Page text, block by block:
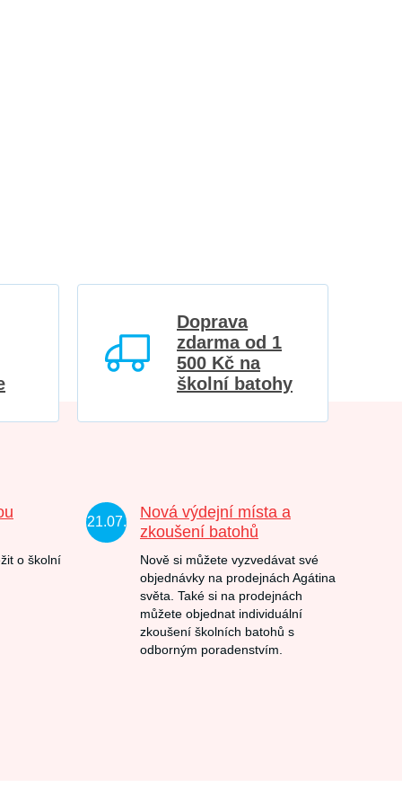
Doprava
zdarma od 1
500 Kč na
školní batohy
o školní
21.07.
Nová výdejní místa a
zkoušení batohů
Nově si můžete vyzvedávat své
objednávky na prodejnách Agátina
světa. Také si na prodejnách
můžete objednat individuální
zkoušení školních batohů s
odborným poradenstvím.